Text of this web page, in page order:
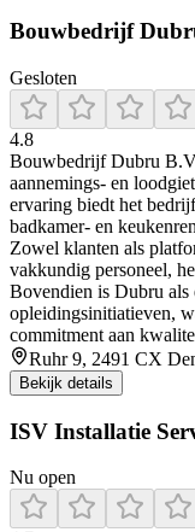
Bouwbedrijf
Gesloten
4.8
Bouwbedrijf Dubru
aannemings- en
ervaring biedt het
badkamer- en
Zowel klanten als
vakkundig personeel,
Bovendien is Dubru
opleidingsinitiatieven,
commitment aan
Ruhr 9, 2491 CX
Bekijk details
ISV Installatie
Nu open